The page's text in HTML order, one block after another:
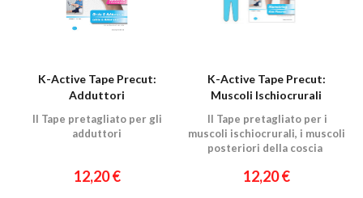
K-Active Tape Precut:
Adduttori
Il Tape pretagliato per gli
adduttori
12,20 €
K-Active Tape Precut:
Muscoli Ischiocrurali
Il Tape pretagliato per i
muscoli ischiocrurali, i muscoli
posteriori della coscia
12,20 €